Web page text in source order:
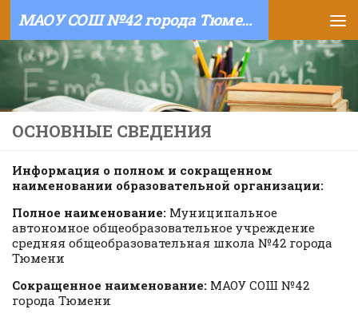
Skip to content МАОУ СОШ №42 города Тюмени
ОСНОВНЫЕ СВЕДЕНИЯ
Информация о полном и сокращенном
наименовании образовательной организации:
Полное наименование: Муниципальное
автономное общеобразовательное учреждение
средняя общеобразовательная школа №42 города
Тюмени
Сокращенное наименование: МАОУ СОШ №42
города Тюмени